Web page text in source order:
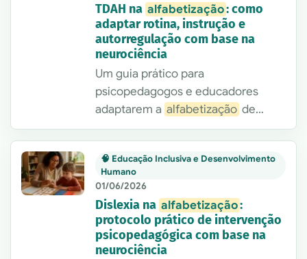
TDAH na alfabetização: como
adaptar rotina, instrução e
autorregulação com base na
neurociência
Um guia prático para
psicopedagogos e educadores
adaptarem a alfabetização de
crianças com TDAH com base em
funções executivas, autorregulação
e ensino explícito. Inclui sinais,
estratégias, quadro de decisão e
aplicações reais.
🧠 Educação Inclusiva e Desenvolvimento
Humano
01/06/2026
Dislexia na alfabetização:
protocolo prático de intervenção
psicopedagógica com base na
neurociência